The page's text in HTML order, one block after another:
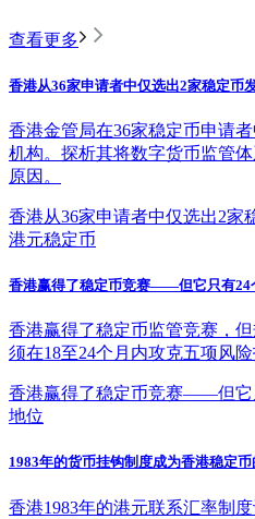
查看更多
香港从36家申请者中仅选出2家稳定币
香港金管局在36家稳定币申请
机构。探析其将数字货币监管
原因。
香港从36家申请者中仅选出2家
港元稳定币
香港赢得了稳定币竞赛——但它只有24
香港赢得了稳定币监管竞赛，
须在18至24个月内攻克五项风
香港赢得了稳定币竞赛——但它
地位
1983年的货币挂钩制度成为香港稳定
香港1983年的港元联系汇率制